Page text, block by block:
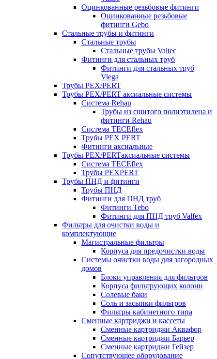
Оцинкованные резьбовые фитинги
Оцинкованные резьбовые
фитинги Gebo
Стальные трубы и фитинги
Стальные трубы
Стальные трубы Valtec
Фитинги для стальных труб
Фитинги для стальных труб
Viega
Трубы PEX/PERT
Трубы PEX/PERT аксиальные системы
Система Rehau
Трубы из сшитого полиэтилена и
фитинги Rehau
Система TECEflex
Трубы PEX PERT
Фитинги аксиальные
Трубы PEX/PERTаксиальные системы
Система TECEflex
Трубы PEXPERT
Трубы ПНД и фитинги
Трубы ПНД
Фитинги для ПНД труб
Фитинги Tebo
Фитинги для ПНД труб Valfex
Фильтры для очистки воды и
комплектующие
Магистральные фильтры
Корпуса для предочистки воды
Системы очистки воды для загородных
домов
Блоки управления для фильтров
Корпуса фильтрующих колонн
Солевые баки
Соль и засыпки фильтров
Фильтры кабинетного типа
Сменные картриджи и кассеты
Сменные картриджи Аквафор
Сменные картриджи Барьер
Сменные картриджи Гейзер
Сопутствующее оборудование